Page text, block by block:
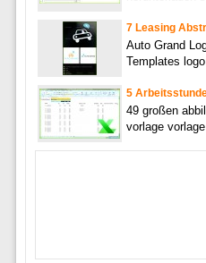
7 Leasing
Auto Grand
Templates
5
49 großen
vorlage